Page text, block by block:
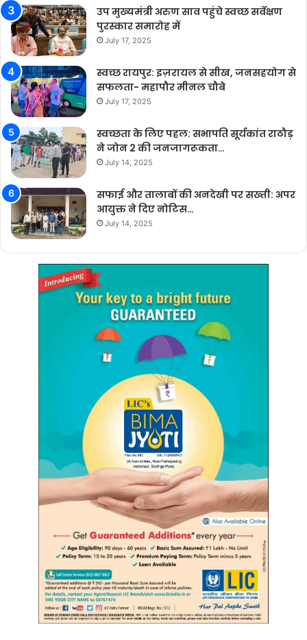
उप मुख्यमंत्री अरुण साव पहुंचे स्वच्छ सर्वेक्षण
पुरस्कार समारोह में
July 17, 2025
स्वच्छ रायपुर: इज़रायल से सीख, जनसहयोग से
सफलता- महापौर मीनल चौबे
July 17, 2025
स्वच्छता के लिए पहल: सभापति सूर्यकांत राठौड़
ने जोन 2 की जनजागरूकता…
July 14, 2025
सफाई और तालाबों की अनदेखी पर सख्ती: अपर
आयुक्त ने दिए नोटिस…
July 14, 2025